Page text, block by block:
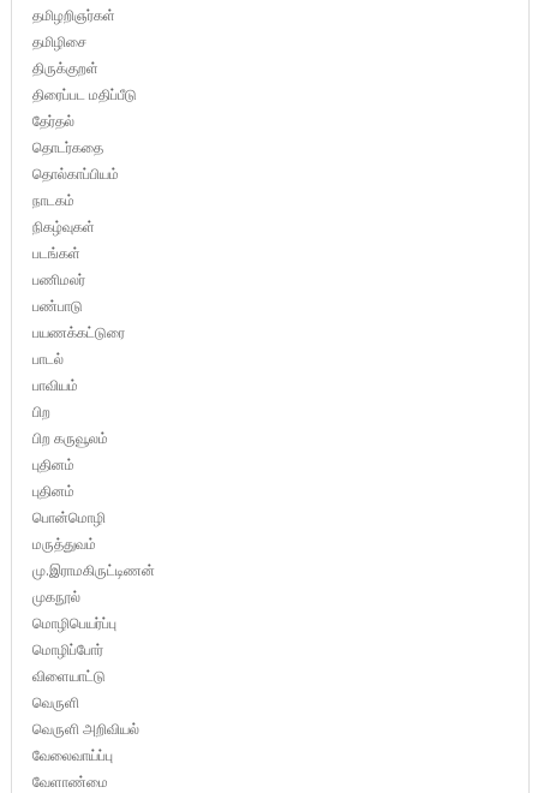
தமிழறிஞர்கள்
தமிழிசை
திருக்குறள்
திரைப்பட மதிப்பீடு
தேர்தல்
தொடர்கதை
தொல்காப்பியம்
நாடகம்
நிகழ்வுகள்
படங்கள்
பணிமலர்
பண்பாடு
பயணக்கட்டுரை
பாடல்
பாவியம்
பிற
பிற கருவூலம்
புதினம்
புதினம்
பொன்மொழி
மருத்துவம்
மு.இராமகிருட்டிணன்
முகநூல்
மொழிபெயர்ப்பு
மொழிப்போர்
விளையாட்டு
வெருளி
வெருளி அறிவியல்
வேலைவாய்ப்பு
வேளாண்மை